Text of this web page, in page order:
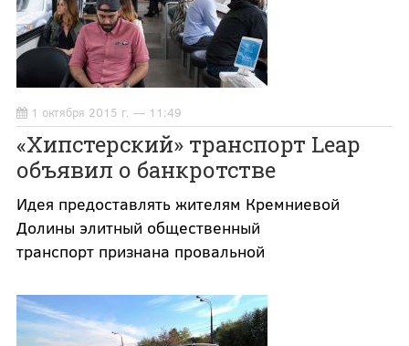
1 октября 2015 г. — 11:49
«Хипстерский» транспорт Leap
объявил о банкротстве
Идея предоставлять жителям Кремниевой
Долины элитный общественный
транспорт признана провальной